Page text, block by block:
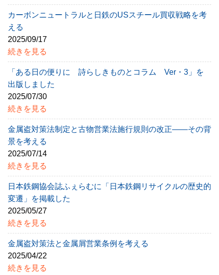
カーボンニュートラルと日鉄のUSスチール買収戦略を考
える
2025/09/17
続きを見る
「ある日の便りに 詩らしきものとコラム Ver・3」を
出版しました
2025/07/30
続きを見る
金属盗対策法制定と古物営業法施行規則の改正――その背
景を考える
2025/07/14
続きを見る
日本鉄鋼協会誌ふぇらむに「日本鉄鋼リサイクルの歴史的
変遷」を掲載した
2025/05/27
続きを見る
金属盗対策法と金属屑営業条例を考える
2025/04/22
続きを見る